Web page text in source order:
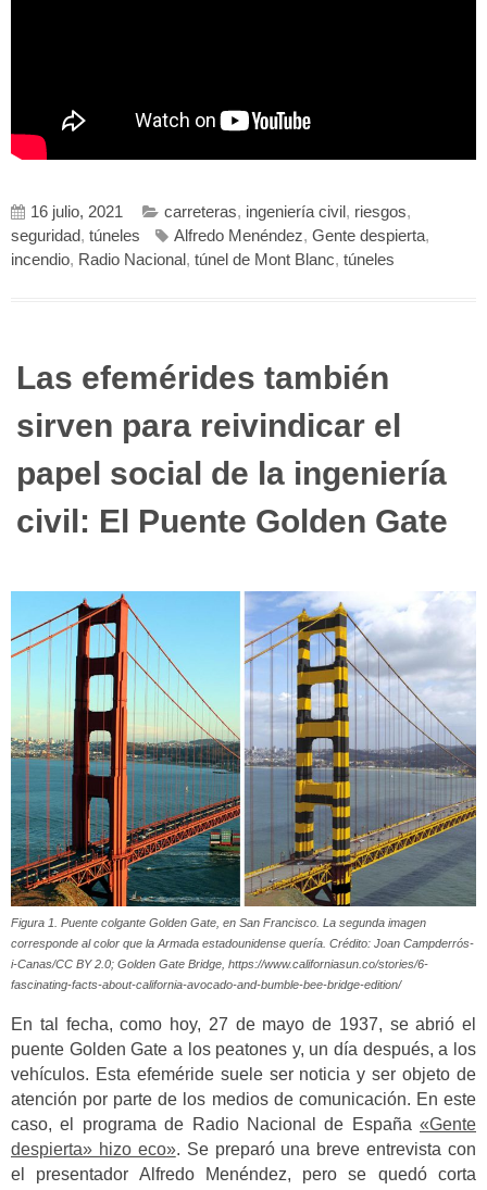
16 julio, 2021 carreteras, ingeniería civil, riesgos,
seguridad, túneles Alfredo Menéndez, Gente despierta,
incendio, Radio Nacional, túnel de Mont Blanc, túneles
Las efemérides también
sirven para reivindicar el
papel social de la ingeniería
civil: El Puente Golden Gate
Figura 1. Puente colgante Golden Gate, en San Francisco. La segunda imagen
corresponde al color que la Armada estadounidense quería. Crédito: Joan Campderrós-
i-Canas/CC BY 2.0; Golden Gate Bridge, https://www.californiasun.co/stories/6-
fascinating-facts-about-california-avocado-and-bumble-bee-bridge-edition/
En tal fecha, como hoy, 27 de mayo de 1937, se abrió el
puente Golden Gate a los peatones y, un día después, a los
vehículos. Esta efeméride suele ser noticia y ser objeto de
atención por parte de los medios de comunicación. En este
caso, el programa de Radio Nacional de España «Gente
despierta» hizo eco». Se preparó una breve entrevista con
el presentador Alfredo Menéndez, pero se quedó corta